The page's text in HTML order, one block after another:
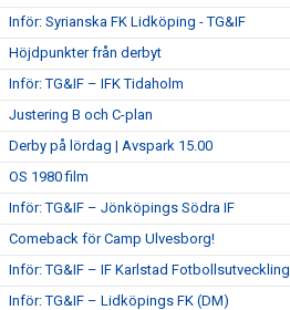
Inför: Syrianska FK Lidköping - TG&IF
Höjdpunkter från derbyt
Inför: TG&IF – IFK Tidaholm
Justering B och C-plan
Derby på lördag | Avspark 15.00
OS 1980 film
Inför: TG&IF – Jönköpings Södra IF
Comeback för Camp Ulvesborg!
Inför: TG&IF – IF Karlstad Fotbollsutveckling
Inför: TG&IF – Lidköpings FK (DM)